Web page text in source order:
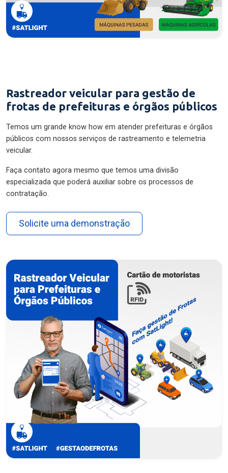
Rastreador veicular para gestão de
frotas de prefeituras e órgãos públicos
Temos um grande know how em atender prefeituras e órgãos
públicos com nossos serviços de rastreamento e telemetria
veicular.
Faça contato agora mesmo que temos uma divisão
especializada que poderá auxiliar sobre os processos de
contratação.
Solicite uma demonstração